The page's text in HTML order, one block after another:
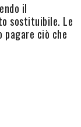
il
sostituibile. Le
pagare ciò che